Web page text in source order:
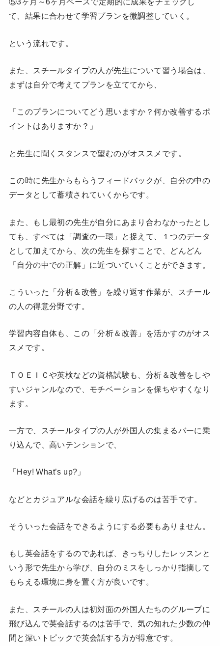
て、結果に合わせて学習プランを微調整していく。
という流れです。
また、スチールタイプの人が先生について習う場合は、
まずは自分で考えてプランを立ててから、
「このプランについてどう思いますか？何か改善するポ
イントはありますか？」
と先生に聞くスタンスで望むのがオススメです。
この時に先生からもらうフィードバックが、自分の中の
データとして蓄積されていくからです。
また、もし最初の先生が自分にあまり合わなかったとし
ても、すべては「調査の一環」と捉えて、１つのデータ
として加えてから、次の先生を探すことで、どんどん
「自分の中での正解」に近づいていくことができます。
こういった「分析＆改善」を繰り返す作業が、スチール
の人の得意分野です。
学習内容自体も、この「分析＆改善」を活かすのがオス
スメです。
ＴＯＥＩＣや英検などの資格試験も、分析＆改善をしや
すいジャンルなので、モチベーションを保ちやすくなり
ます。
一方で、スチールタイプの人が外国人の集まるバーに乗
り込んで、高いテンションで、
「Hey! What’s up?」
などとカジュアルな会話を繰り広げるのは苦手です。
そういった会話をできるようにする必要もありません。
もし英会話をするのであれば、きっちりしたレッスンと
いう形で先生から学び、自分のミスをしっかり指摘して
もらえる環境に身を置く方が良いです。
また、スチールの人は初対面の外国人たちのグループに
飛び込んで英会話するのは苦手で、気の知れた少数の仲
間と深いトピックで英会話する方が得意です。